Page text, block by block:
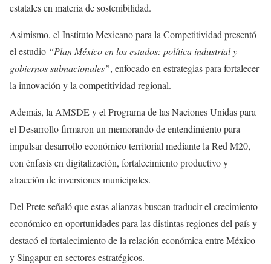
estatales en materia de sostenibilidad.
Asimismo, el Instituto Mexicano para la Competitividad presentó
el estudio “Plan México en los estados: política industrial y
gobiernos subnacionales”, enfocado en estrategias para fortalecer
la innovación y la competitividad regional.
Además, la AMSDE y el Programa de las Naciones Unidas para
el Desarrollo firmaron un memorando de entendimiento para
impulsar desarrollo económico territorial mediante la Red M20,
con énfasis en digitalización, fortalecimiento productivo y
atracción de inversiones municipales.
Del Prete señaló que estas alianzas buscan traducir el crecimiento
económico en oportunidades para las distintas regiones del país y
destacó el fortalecimiento de la relación económica entre México
y Singapur en sectores estratégicos.